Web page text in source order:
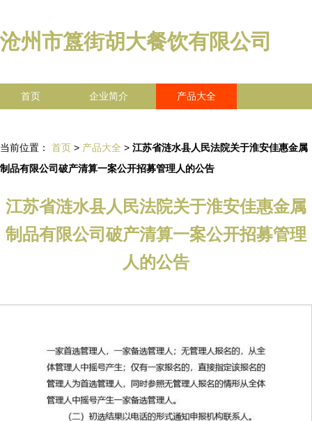
沧州市簋街胡大餐饮有限公司
首页 企业简介 产品大全
当前位置： 首页 > 产品大全 > 江苏省涟水县人民法院关于淮安佳惠金属
制品有限公司破产清算一案公开招募管理人的公告
江苏省涟水县人民法院关于淮安佳惠金属
制品有限公司破产清算一案公开招募管理
人的公告